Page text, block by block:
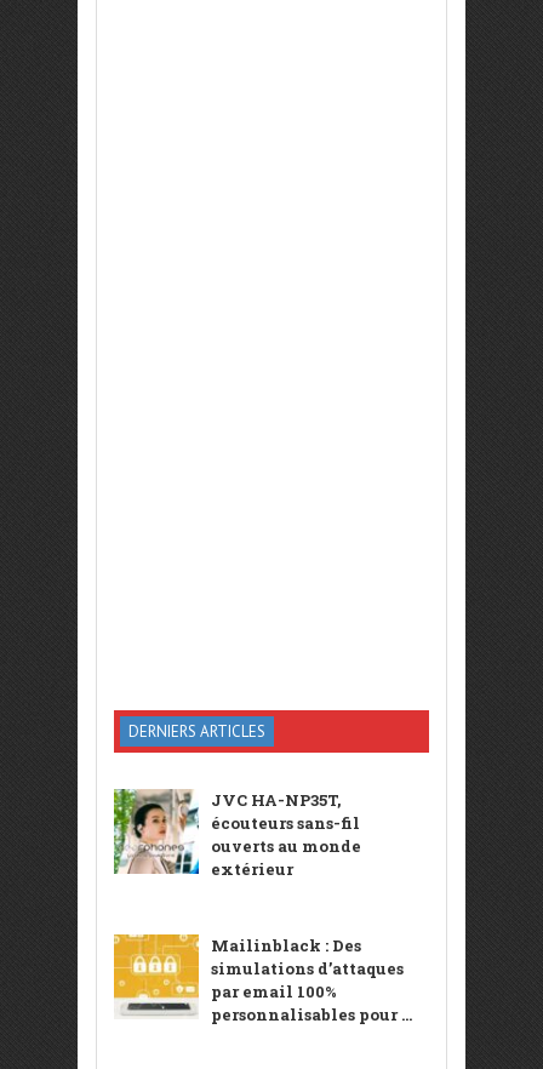
DERNIERS ARTICLES
JVC HA-NP35T,
écouteurs sans-fil
ouverts au monde
extérieur
Mailinblack : Des
simulations d’attaques
par email 100%
personnalisables pour ...